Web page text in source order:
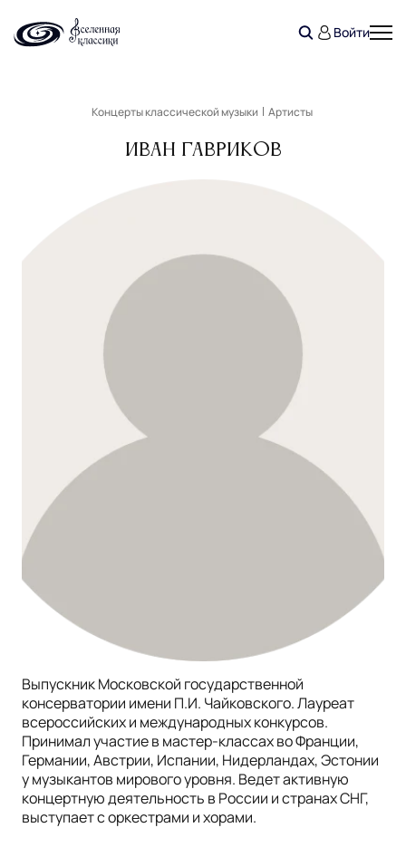
Войти
Концерты классической музыки Артисты
Иван Гавриков
Выпускник Московской государственной
консерватории имени П.И. Чайковского. Лауреат
всероссийских и международных конкурсов.
Принимал участие в мастер-классах во Франции,
Германии, Австрии, Испании, Нидерландах, Эстонии
у музыкантов мирового уровня. Ведет активную
концертную деятельность в России и странах СНГ,
выступает с оркестрами и хорами.